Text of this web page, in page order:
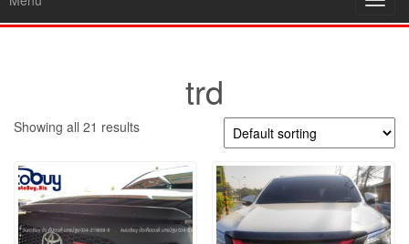
trd
Showing all 21 results